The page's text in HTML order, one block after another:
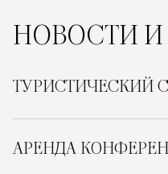
НОВОСТИ
ТУРИСТИЧЕСКИЙ
АРЕНДА